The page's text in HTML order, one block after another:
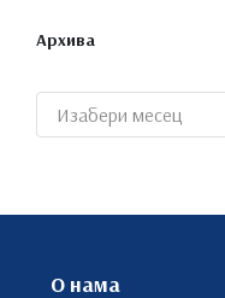
Архива
О нама